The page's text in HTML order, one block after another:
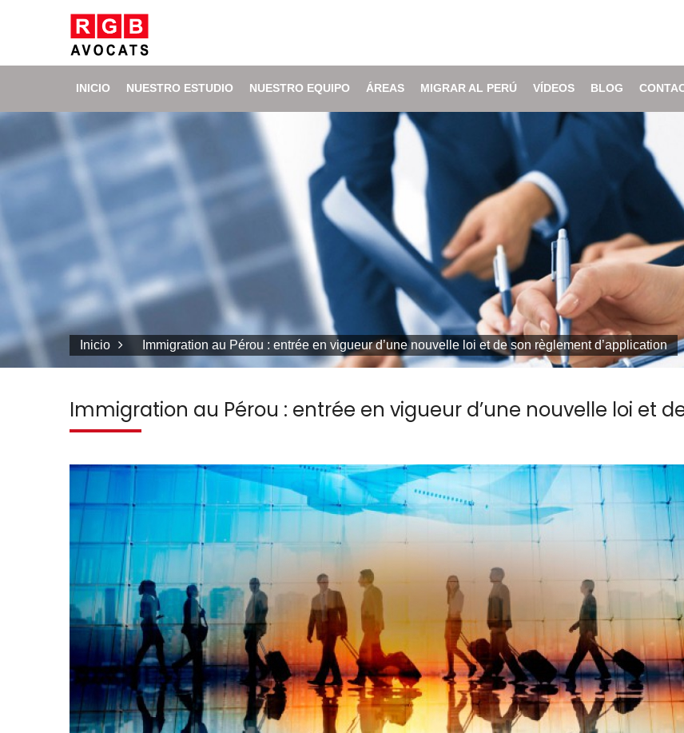
INICIO NUESTRO ESTUDIO NUESTRO EQUIPO ÁREAS MIGRAR AL PERÚ VÍDEOS BLOG
Inicio Immigration au Pérou : entrée en vigueur d’une nouvelle loi et de son règlement d’application
Immigration au Pérou : entrée en vigueur d’une nouvelle loi et